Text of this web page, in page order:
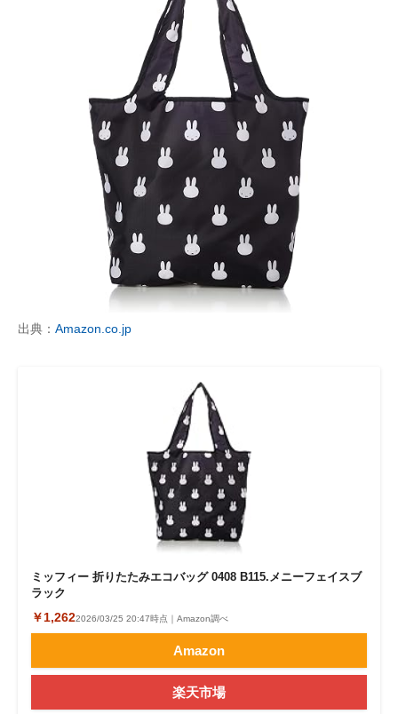
出典： Amazon.co.jp
ミッフィー 折りたたみエコバッグ 0408 B115.メニーフェイスブ
ラック
￥1,2622026/03/25 20:47時点｜Amazon調べ
Amazon
楽天市場